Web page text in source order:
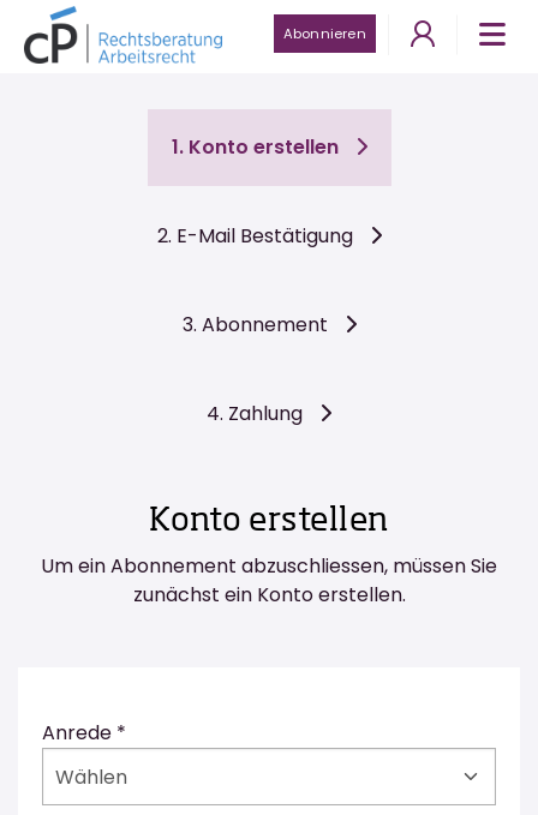
Abonnieren
1. Konto erstellen
2. E-Mail Bestätigung
3. Abonnement
4. Zahlung
Konto erstellen
Um ein Abonnement abzuschliessen, müssen Sie
zunächst ein Konto erstellen.
Anrede *
Wählen